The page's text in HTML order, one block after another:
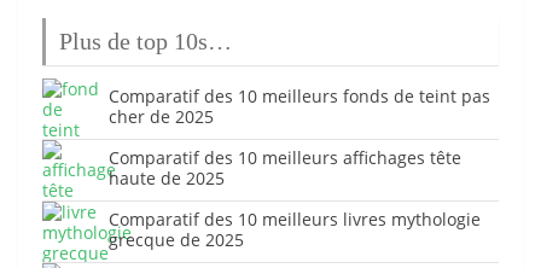
Plus de top 10s…
Comparatif des 10 meilleurs fonds de teint pas
cher de 2025
Comparatif des 10 meilleurs affichages tête
haute de 2025
Comparatif des 10 meilleurs livres mythologie
grecque de 2025